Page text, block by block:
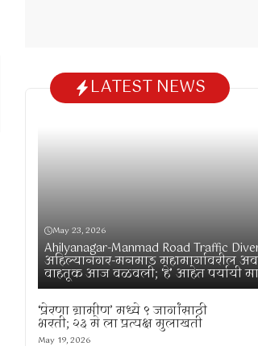
LATEST NEWS
May 23, 2026
Ahilyanagar-Manmad Road Traffic
अहिल्यानगर-मनमाड महामार्गावरील
वाहतूक आज वळवली; ‘हे’ आहेत पर्यायी
‘प्रेरणा ग्रामीण’ मध्ये ९ जागांसाठी
भरती; २३ मे ला प्रत्यक्ष मुलाखती
May 19, 2026